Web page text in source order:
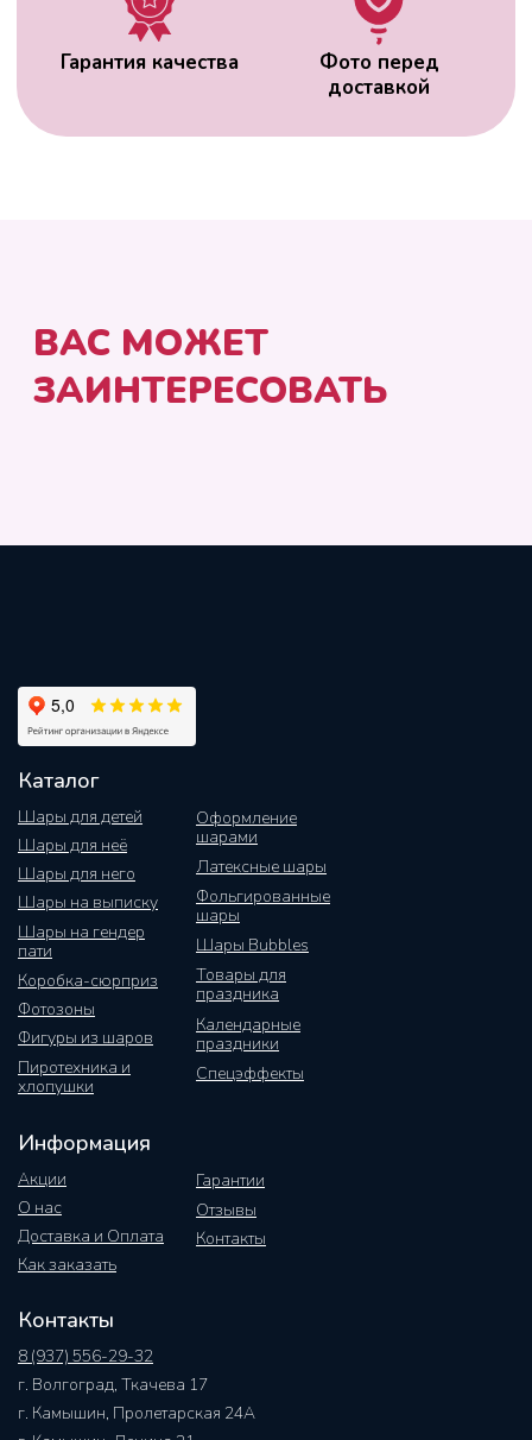
Каталог
Шары для детей
Шары для неё
Шары на выписку
Шары на гендер
пати
Коробка-сюрприз
Фотозоны
Оформление
шарами
Фигуры из шаров
Латексные шары
Фольгированные
шары
Шары Bubbles
Шары для него
Товары для
праздника
Календарные
праздники
Пиротехника и
хлопушки
Спецэффекты
Информация
Акции
О нас
Как заказать
Гарантии
Отзывы
Контакты
Доставка и Оплата
Контакты
8 (937) 556-29-32
г. Волгоград, Ткачева 17
г. Камышин, Пролетарская 24А